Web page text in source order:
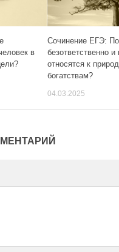
в
Сочинение ЕГЭ:
безответственно и
относятся к
богатствам?
04.03.2025